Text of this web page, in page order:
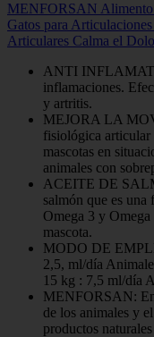
MENFORSAN Alimento
Gatos para
Articulares Calma el
ANTI
inflamaciones.
y artritis.
MEJORA LA
fisiológica
mascotas en
animales con
ACEITE DE
salmón que es una
Omega 3 y
mascota.
MODO DE
2,5, ml/día
15 kg : 7,5 ml/día
MENFORSAN:
de los animales y
productos